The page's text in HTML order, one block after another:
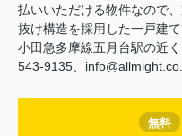
払いいただける物件なので
抜け構造を採用した一戸建
小田急多摩線五月台駅の近
543-9135、
無料